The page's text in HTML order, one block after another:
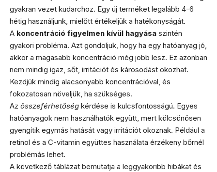
gyakran vezet kudarchoz. Egy új terméket legalább 4-6
hétig használjunk, mielőtt értékeljük a hatékonyságát.
A koncentráció figyelmen kívül hagyása szintén
gyakori probléma. Azt gondoljuk, hogy ha egy hatóanyag jó,
akkor a magasabb koncentráció még jobb lesz. Ez azonban
nem mindig igaz, sőt, irritációt és károsodást okozhat.
Kezdjük mindig alacsonyabb koncentrációval, és
fokozatosan növeljük, ha szükséges.
Az összeférhetőség kérdése is kulcsfontosságú. Egyes
hatóanyagok nem használhatók együtt, mert kölcsönösen
gyengítik egymás hatását vagy irritációt okoznak. Például a
retinol és a C-vitamin együttes használata érzékeny bőrnél
problémás lehet.
A következő táblázat bemutatja a leggyakoribb hibákat és